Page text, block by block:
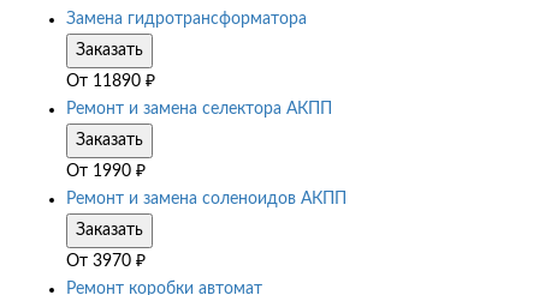
Замена гидротрансформатора
Заказать
От 11890 ₽
Ремонт и замена селектора АКПП
Заказать
От 1990 ₽
Ремонт и замена соленоидов АКПП
Заказать
От 3970 ₽
Ремонт коробки автомат